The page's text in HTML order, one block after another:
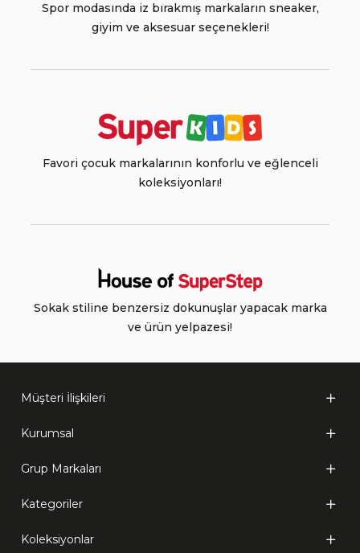
Spor modasında iz bırakmış markaların sneaker,
giyim ve aksesuar seçenekleri!
Favori çocuk markalarının konforlu ve eğlenceli
koleksiyonları!
Sokak stiline benzersiz dokunuşlar yapacak marka
ve ürün yelpazesi!
Müşteri İlişkileri
Kurumsal
Grup Markaları
Kategoriler
Koleksiyonlar